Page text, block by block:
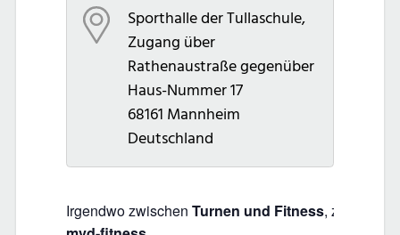
Sporthalle der Tullaschule,
Zugang über
Rathenaustraße gegenüber
Haus-Nummer 17
68161 Mannheim
Deutschland
Irgendwo zwischen Turnen und Fitness, zwischen